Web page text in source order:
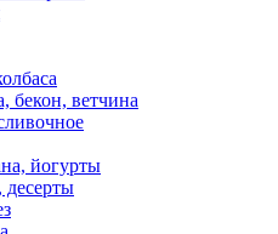
бекон, ветчина
йогурты
десерты